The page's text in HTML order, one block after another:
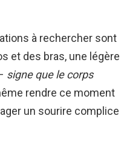
à rechercher sont
et des bras, une légère
signe que le corps
rendre ce moment
un sourire complice